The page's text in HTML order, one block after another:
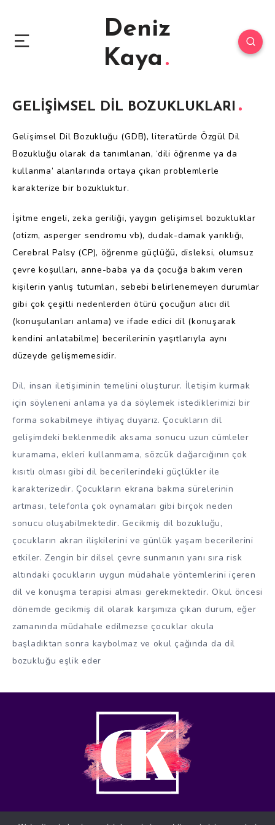
Deniz
Kaya
GELİŞİMSEL DİL BOZUKLUKLARI
Gelişimsel Dil Bozukluğu (GDB), literatürde Özgül Dil
Bozukluğu olarak da tanımlanan, ‘dili öğrenme ya da
kullanma’ alanlarında ortaya çıkan problemlerle
karakterize bir bozukluktur.
İşitme engeli, zeka geriliği, yaygın gelişimsel bozukluklar
(otizm, asperger sendromu vb), dudak-damak yarıklığı,
Cerebral Palsy (CP), öğrenme güçlüğü, disleksi, olumsuz
çevre koşulları, anne-baba ya da çocuğa bakım veren
kişilerin yanlış tutumları, sebebi belirlenemeyen durumlar
gibi çok çeşitli nedenlerden ötürü çocuğun alıcı dil
(konuşulanları anlama) ve ifade edici dil (konuşarak
kendini anlatabilme) becerilerinin yaşıtlarıyla aynı
düzeyde gelişmemesidir.
Dil, insan iletişiminin temelini oluşturur. İletişim kurmak
için söyleneni anlama ya da söylemek istediklerimizi bir
forma sokabilmeye ihtiyaç duyarız. Çocukların dil
gelişimdeki beklenmedik aksama sonucu uzun cümleler
kuramama, ekleri kullanmama, sözcük dağarcığının çok
kısıtlı olması gibi dil becerilerindeki güçlükler ile
karakterizedir. Çocukların ekrana bakma sürelerinin
artması, telefonla çok oynamaları gibi birçok neden
sonucu oluşabilmektedir. Gecikmiş dil bozukluğu,
çocukların akran ilişkilerini ve günlük yaşam becerilerini
etkiler. Zengin bir dilsel çevre sunmanın yanı sıra risk
altındaki çocukların uygun müdahale yöntemlerini içeren
dil ve konuşma terapisi alması gerekmektedir. Okul öncesi
dönemde gecikmiş dil olarak karşımıza çıkan durum, eğer
zamanında müdahale edilmezse çocuklar okula
başladıktan sonra kaybolmaz ve okul çağında da dil
bozukluğu eşlik eder